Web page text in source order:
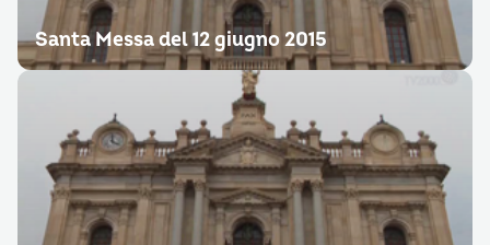
Santa Messa del 12 giugno 2015